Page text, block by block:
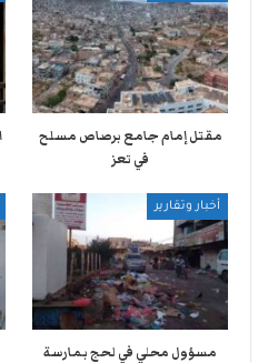
مقتل إمام جامع برصاص مسلح
في تعز
أخبار وتقارير
مسؤول محلي في لحج بمارسة